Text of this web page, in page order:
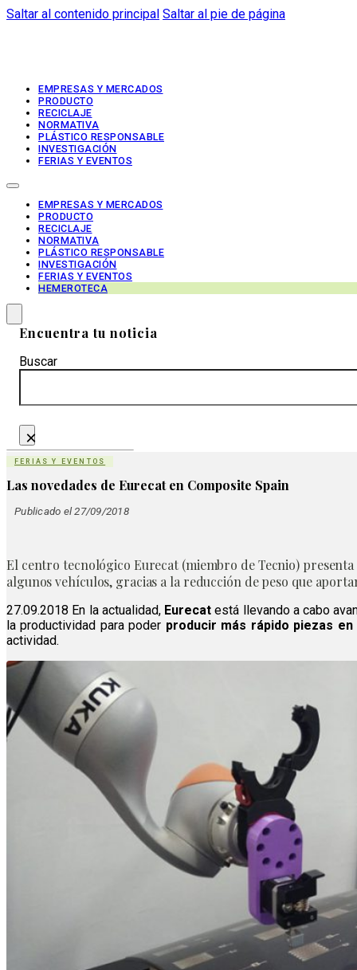
Saltar al contenido principal Saltar al pie de página
EMPRESAS Y MERCADOS
PRODUCTO
RECICLAJE
NORMATIVA
PLÁSTICO RESPONSABLE
INVESTIGACIÓN
FERIAS Y EVENTOS
EMPRESAS Y MERCADOS
PRODUCTO
RECICLAJE
NORMATIVA
PLÁSTICO RESPONSABLE
INVESTIGACIÓN
FERIAS Y EVENTOS
HEMEROTECA
Encuentra tu noticia
Buscar
×
FERIAS Y EVENTOS
Las novedades de Eurecat en Composite Spain
Publicado el 27/09/2018
El centro tecnológico Eurecat (miembro de Tecnio) presenta
algunos vehículos, gracias a la reducción de peso que
27.09.2018 En la actualidad, Eurecat está llevando a cabo
la productividad para poder producir más rápido piezas
actividad.